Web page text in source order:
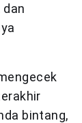
bintang,